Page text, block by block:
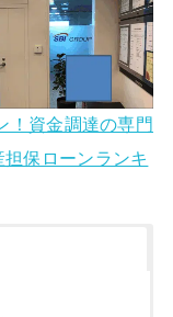
！資金調達の専門
保ローンランキ